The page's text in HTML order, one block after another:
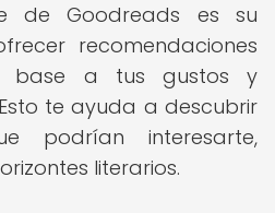
de Goodreads es su
recomendaciones
base a tus gustos y
te ayuda a descubrir
podrían interesarte,
literarios.